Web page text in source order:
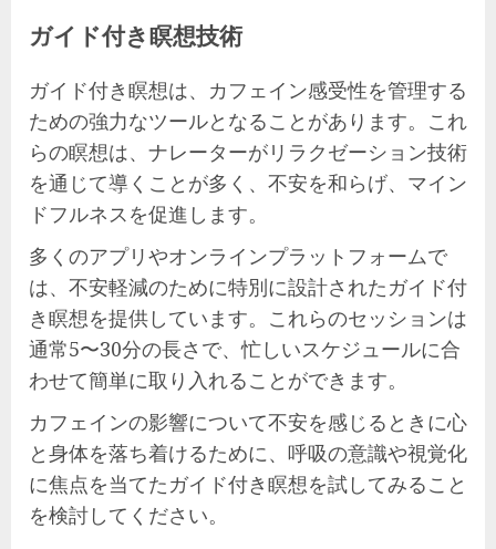
ガイド付き瞑想技術
ガイド付き瞑想は、カフェイン感受性を管理する
ための強力なツールとなることがあります。これ
らの瞑想は、ナレーターがリラクゼーション技術
を通じて導くことが多く、不安を和らげ、マイン
ドフルネスを促進します。
多くのアプリやオンラインプラットフォームで
は、不安軽減のために特別に設計されたガイド付
き瞑想を提供しています。これらのセッションは
通常5〜30分の長さで、忙しいスケジュールに合
わせて簡単に取り入れることができます。
カフェインの影響について不安を感じるときに心
と身体を落ち着けるために、呼吸の意識や視覚化
に焦点を当てたガイド付き瞑想を試してみること
を検討してください。